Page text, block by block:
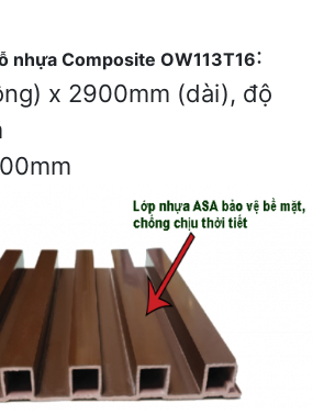
nhựa Composite OW113T16:
x 2900mm (dài), độ